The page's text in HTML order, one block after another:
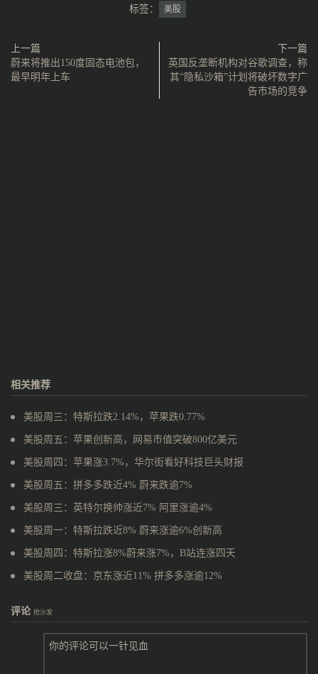
标签： 美股
上一篇
蔚来将推出150度固态电池包，
最早明年上车
下一篇
英国反垄断机构对谷歌调查，称
其“隐私沙箱”计划将破坏数字广
告市场的竞争
相关推荐
美股周三：特斯拉跌2.14%，苹果跌0.77%
美股周五：苹果创新高，网易市值突破800亿美元
美股周四：苹果涨3.7%，华尔街看好科技巨头财报
美股周五：拼多多跌近4% 蔚来跌逾7%
美股周三：英特尔换帅涨近7% 阿里涨逾4%
美股周一：特斯拉跌近8% 蔚来涨逾6%创新高
美股周四：特斯拉涨8%蔚来涨7%，B站连涨四天
美股周二收盘：京东涨近11% 拼多多涨逾12%
评论 抢沙发